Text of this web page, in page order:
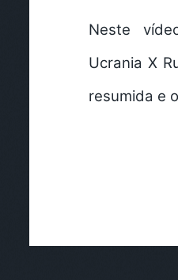
Neste
Ucrania X
resumida e